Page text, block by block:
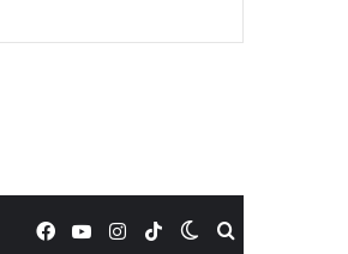
Switch
TikTok
Instagram
YouTube
Facebook